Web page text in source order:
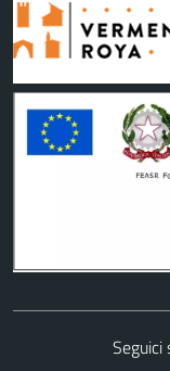
Seguici